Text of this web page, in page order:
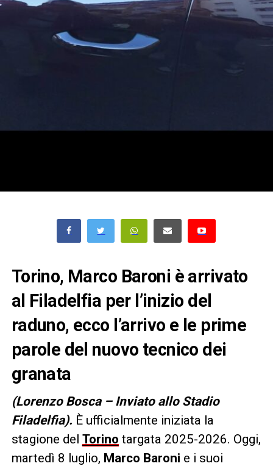
Torino, Marco Baroni è arrivato
al Filadelfia per l’inizio del
raduno, ecco l’arrivo e le prime
parole del nuovo tecnico dei
granata
(Lorenzo Bosca – Inviato allo Stadio
Filadelfia). È ufficialmente iniziata la
stagione del Torino targata 2025-2026. Oggi,
martedì 8 luglio, Marco Baroni e i suoi